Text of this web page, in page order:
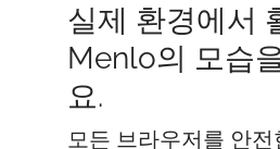
실제 환경에서
Menlo의 모습
요.
모든 브라우저를 안